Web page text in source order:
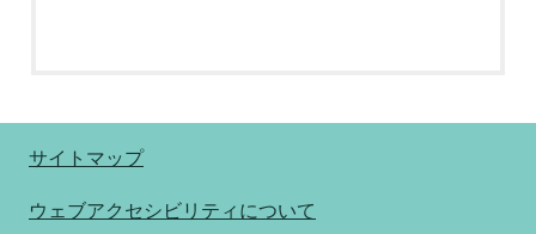
サイトマップ
ウェブアクセシビリティについて